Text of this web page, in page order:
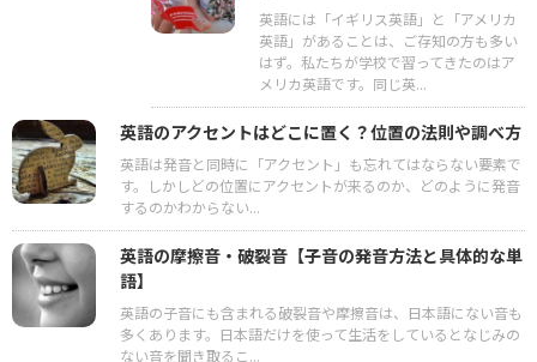
英語には「イギリス英語」と「アメリカ
英語」があることは、ご存知の方も多い
はず。私たちが学校で習ってきたのはア
メリカ英語です。同じ英...
英語のアクセントはどこに置く？位置の法則や調べ方
英語は発音と同時に「アクセント」も忘れてはならない要素で
す。しかしどの位置にアクセントが来るのか、どのように発音
するのかわからない...
英語の摩擦音・破裂音【子音の発音方法と具体的な単
語】
英語の子音にも含まれる破裂音や摩擦音は、日本語にない音も
多くあります。日本語だけを使って生活をしているとなじみの
ない音を聞き取るこ...